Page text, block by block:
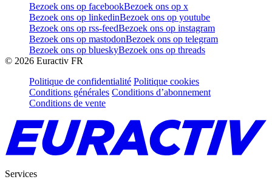
Bezoek ons op facebookBezoek ons op x
Bezoek ons op linkedinBezoek ons op youtube
Bezoek ons op rss-feedBezoek ons op instagram
Bezoek ons op mastodonBezoek ons op telegram
Bezoek ons op blueskyBezoek ons op threads
© 2026 Euractiv FR
Politique de confidentialité Politique cookies
Conditions générales Conditions d’abonnement
Conditions de vente
Services